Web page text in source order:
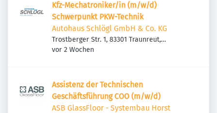
Kfz-Mechatroniker/in (m/w/d)
Schwerpunkt PKW-Technik
Autohaus Schlögl GmbH & Co. KG
Trostberger Str. 1, 83301 Traunreut,
Deutschland
Veröffentlicht
vor 2 Wochen
Assistenz der Technischen
Geschäftsführung COO (m/w/d)
ASB GlassFloor - Systembau Horst